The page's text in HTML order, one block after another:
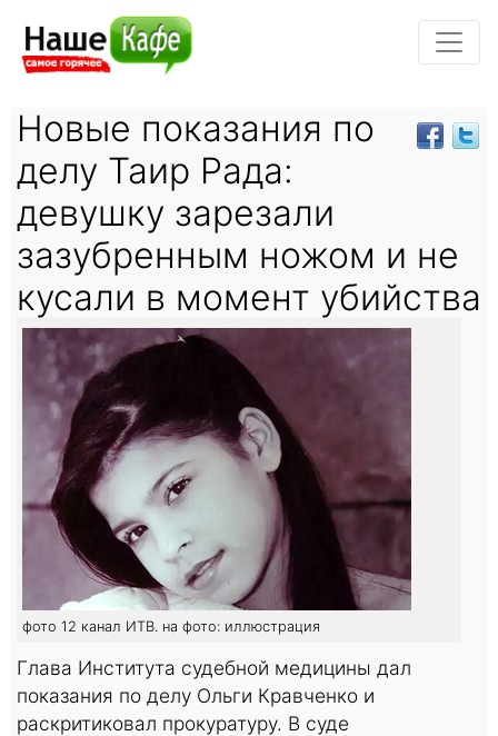
Новые показания по
делу Таир Рада:
девушку зарезали
зазубренным ножом и не
кусали в момент убийства
фото 12 канал ИТВ. на фото: иллюстрация
Глава Института судебной медицины дал
показания по делу Ольги Кравченко и
раскритиковал прокуратуру. В суде